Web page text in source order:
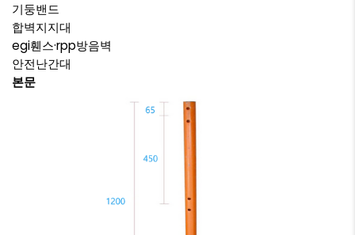
기둥밴드
합벽지지대
egi휀스·rpp방음벽
안전난간대
본문